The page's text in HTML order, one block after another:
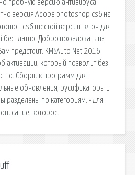
пробную версию антивируса.
версия Adobe photoshop cs6 на
cs6 шестой версии. ключ для
Добро пожаловать на
предстоит. KMSAuto Net 2016
активации, который позволит без
Сборник программ для
обновления, русификаторы и
разделены по категориям. • Для
которое.